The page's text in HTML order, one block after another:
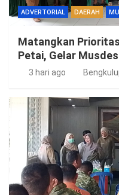
ADVERTORIAL DAERAH
Matangkan
Petai, Gelar Musdes
3 hari ago